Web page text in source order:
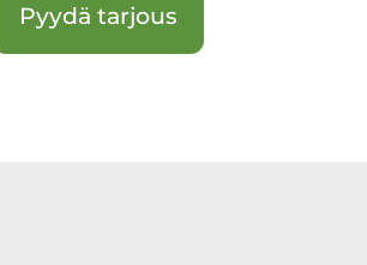
Pyydä tarjous